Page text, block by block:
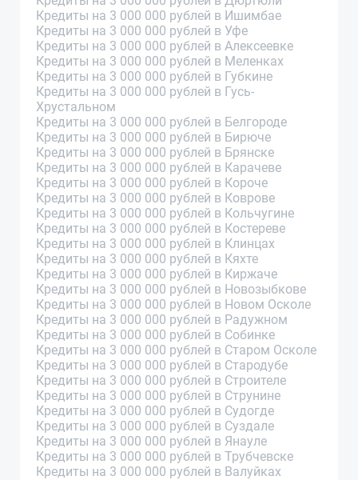
Кредиты на 3 000 000 рублей в Ишимбае
Кредиты на 3 000 000 рублей в Уфе
Кредиты на 3 000 000 рублей в Алексеевке
Кредиты на 3 000 000 рублей в Меленках
Кредиты на 3 000 000 рублей в Губкине
Кредиты на 3 000 000 рублей в Гусь-
Хрустальном
Кредиты на 3 000 000 рублей в Белгороде
Кредиты на 3 000 000 рублей в Бирюче
Кредиты на 3 000 000 рублей в Брянске
Кредиты на 3 000 000 рублей в Карачеве
Кредиты на 3 000 000 рублей в Короче
Кредиты на 3 000 000 рублей в Коврове
Кредиты на 3 000 000 рублей в Кольчугине
Кредиты на 3 000 000 рублей в Костереве
Кредиты на 3 000 000 рублей в Клинцах
Кредиты на 3 000 000 рублей в Кяхте
Кредиты на 3 000 000 рублей в Киржаче
Кредиты на 3 000 000 рублей в Новозыбкове
Кредиты на 3 000 000 рублей в Новом Осколе
Кредиты на 3 000 000 рублей в Радужном
Кредиты на 3 000 000 рублей в Собинке
Кредиты на 3 000 000 рублей в Старом Осколе
Кредиты на 3 000 000 рублей в Стародубе
Кредиты на 3 000 000 рублей в Строителе
Кредиты на 3 000 000 рублей в Струнине
Кредиты на 3 000 000 рублей в Судогде
Кредиты на 3 000 000 рублей в Суздале
Кредиты на 3 000 000 рублей в Янауле
Кредиты на 3 000 000 рублей в Трубчевске
Кредиты на 3 000 000 рублей в Валуйках